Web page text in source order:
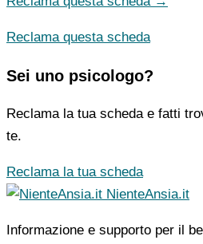
Reclama questa scheda
Sei uno psicologo?
Reclama la tua scheda e fatti
te.
Reclama la tua scheda
NienteAnsia.it
Informazione e supporto per il